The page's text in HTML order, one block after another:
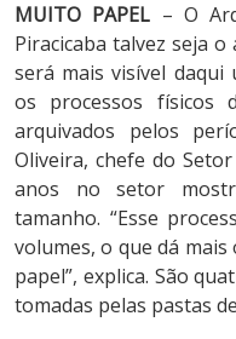
MUITO PAPEL – O
Piracicaba talvez seja
será mais visível
os processos físicos
arquivados pelos
Oliveira, chefe do
anos no setor
tamanho. “Esse
volumes, o que dá
papel”, explica. São
tomadas pelas pastas